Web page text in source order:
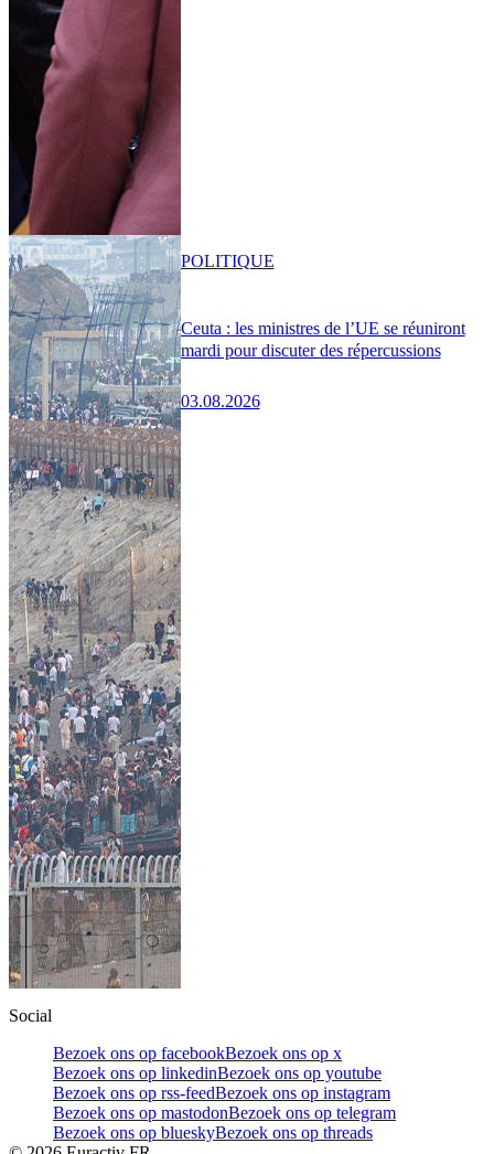
Ceuta : les ministres de l’UE se réuniront
mardi pour discuter des répercussions
03.08.2026
POLITIQUE
Social
Bezoek ons op facebookBezoek ons op x
Bezoek ons op linkedinBezoek ons op youtube
Bezoek ons op rss-feedBezoek ons op instagram
Bezoek ons op mastodonBezoek ons op telegram
Bezoek ons op blueskyBezoek ons op threads